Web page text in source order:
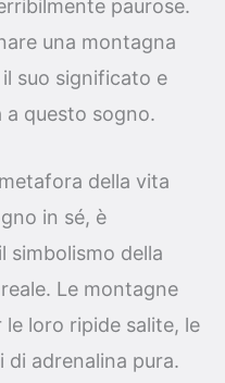
paurose.
una montagna
suo significato e
questo sogno.
della vita
in sé, è
simbolismo della
Le montagne
loro ripide salite, le
di adrenalina pura.